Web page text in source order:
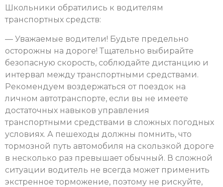
Школьники обратились к водителям
транспортных средств:
— Уважаемые водители! Будьте предельно
осторожны на дороге! Тщательно выбирайте
безопасную скорость, соблюдайте дистанцию и
интервал между транспортными средствами.
Рекомендуем воздержаться от поездок на
личном автотранспорте, если вы не имеете
достаточных навыков управления
транспортными средствами в сложных погодных
условиях. А пешеходы должны помнить, что
тормозной путь автомобиля на скользкой дороге
в несколько раз превышает обычный. В сложной
ситуации водитель не всегда может применить
экстренное торможение, поэтому не рискуйте,